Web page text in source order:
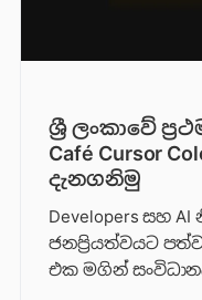
ශ්‍රී ලංකාවේ
Café Cursor
දැනගනිමු
Developers සහ
ජනප්‍රියත්වයට පත්ව
එක මගින්